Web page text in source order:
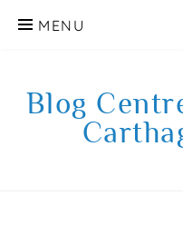
MENU
Blog